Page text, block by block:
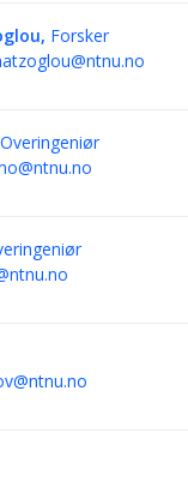
Forsker
Overingeniør